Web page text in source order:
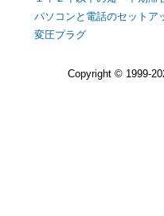
パソコンと電話のセットア
変圧プラグ
Copyright © 1999-